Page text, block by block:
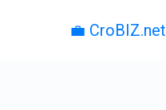
💼 CroBIZ.net